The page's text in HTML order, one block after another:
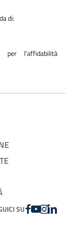
di:
per l'affidabilità
SUFACEBOOK
YOUTUBE
INSTAGRAM
LINKEDIN